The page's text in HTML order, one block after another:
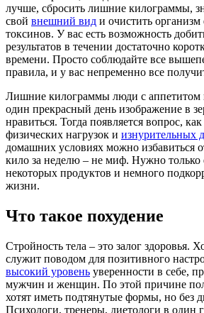
лучше, сбросить лишние килограммы,
свой внешний вид и очистить
токсинов. У вас есть возможность
результатов в течении достаточно
времени. Просто соблюдайте все
правила, и у вас непременно все
Лишние килограммы люди с аппетитом
один прекрасный день изображение в
нравиться. Тогда появляется вопрос,
физических нагрузок и изнурительных
домашних условиях можно избавиться
кило за неделю – не миф. Нужно только
некоторых продуктов и немного
жизни.
Что такое похудение
Стройность тела – это залог здоровья.
служит поводом для позитивного
высокий уровень уверенности в себе,
мужчин и женщин. По этой причине
хотят иметь подтянутые формы, но без
Психологи, тренеры, диетологи в один